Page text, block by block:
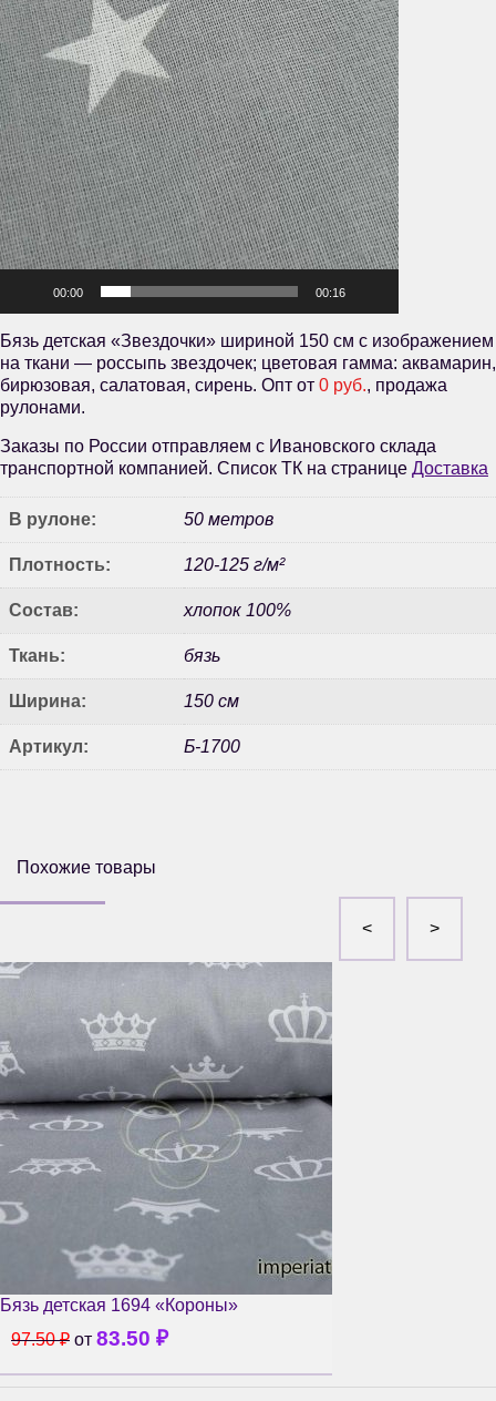
00:00 00:16
Бязь детская «Звездочки» шириной 150 см с изображением
на ткани — россыпь звездочек; цветовая гамма: аквамарин,
бирюзовая, салатовая, сирень. Опт от 0 руб., продажа
рулонами.
Заказы по России отправляем с Ивановского склада
транспортной компанией. Список ТК на странице Доставка
В рулоне: 50 метров
Плотность: 120-125 г/м²
Состав: хлопок 100%
Ткань: бязь
Ширина: 150 см
Артикул: Б-1700
Похожие товары
Бязь детская 1694 «Короны»
97.50₽ от 83.50 ₽